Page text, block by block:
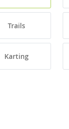
Trails
Karting